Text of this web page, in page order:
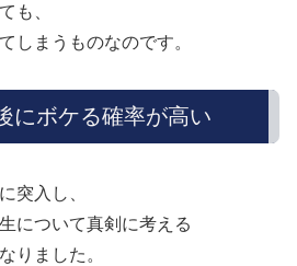
も、
しまうものなのです。
にボケる確率が高い
突入し、
について真剣に考える
りました。